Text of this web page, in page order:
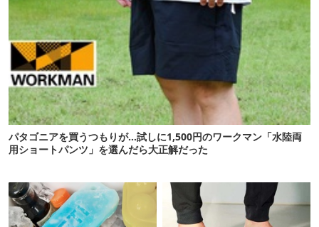
パタゴニアを買うつもりが…試しに1,500円のワークマン「水陸両
用ショートパンツ」を選んだら大正解だった